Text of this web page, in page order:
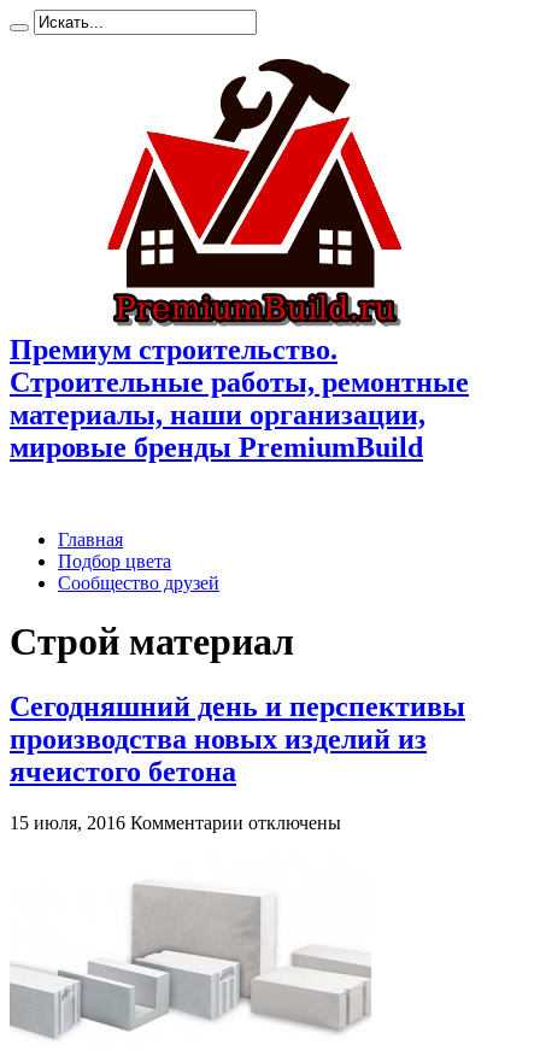
Премиум cтроительство.
Cтроительные работы, ремонтные
материалы, наши организации,
мировые бренды PremiumBuild
Главная
Подбор цвета
Сообщество друзей
Строй материал
Сегодняшний день и перспективы
производства новых изделий из
ячеистого бетона
15 июля, 2016 Комментарии к
производства
новых
изделий
из
ячеистого
отключены